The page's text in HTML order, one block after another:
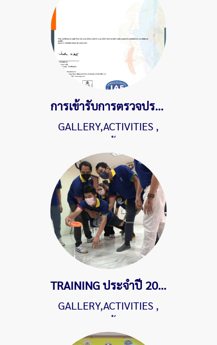
การเข้ารับการตรวจประเมินระบบคุณภาพมาตรฐานสากล ISO9001:2015 จาก SGS Thailand
GALLERY,ACTIVITIES ,
513 ผู้ชม
TRAINING ประจำปี 2023 หัวข้อ"การสร้างความรัก ความร่วมมือร่วมใจ สามัคคีและทำงานเป็นทีม
GALLERY,ACTIVITIES ,
862 ผู้ชม